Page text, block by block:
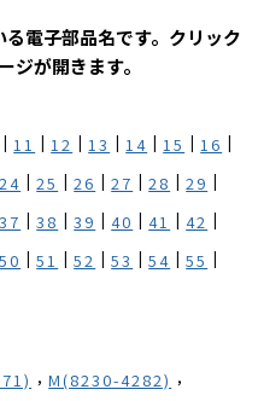
電子部品名です。クリック
ジが開きます。
| 11 | 12 | 13 | 14 | 15 | 16 |
24 | 25 | 26 | 27 | 28 | 29 |
37 | 38 | 39 | 40 | 41 | 42 |
50 | 51 | 52 | 53 | 54 | 55 |
, M(8230-4282) ,